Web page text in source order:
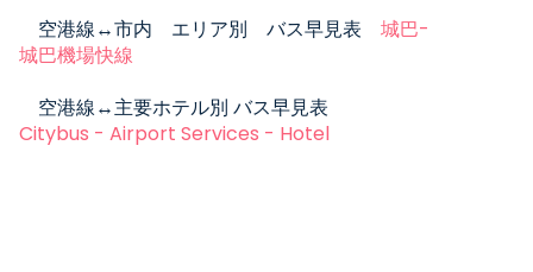
空港線↔市内 エリア別 バス早見表 城巴-
城巴機場快線
空港線↔主要ホテル別 バス早見表
Citybus - Airport Services - Hotel